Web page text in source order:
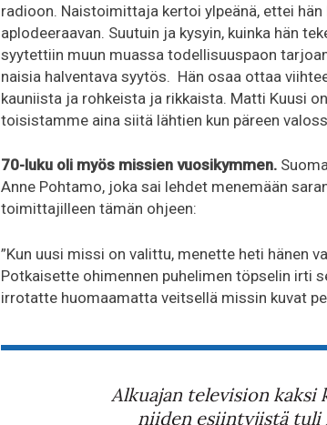
radioon. Naistoimittaja kertoi ylpeänä, ettei
aplodeeraavan. Suutuin ja kysyin, kuinka hän
syytettiin muun muassa todellisuuspaon
naisia halventava syytös. Hän osaa ottaa
kauniista ja rohkeista ja rikkaista. Matti Kuusi
toisistamme aina siitä lähtien kun päreen
70-luku oli myös missien vuosikymmen.
Anne Pohtamo, joka sai lehdet menemään
toimittajilleen tämän ohjeen:
”Kun uusi missi on valittu, menette heti hänen
Potkaisette ohimennen puhelimen töpselin irti
irrotatte huomaamatta veitsellä missin kuvat
Alkuajan television kaksi
niiden esiintyjistä tuli